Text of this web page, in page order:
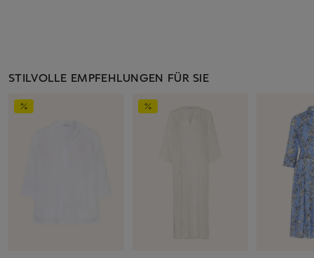
STILVOLLE EMPFEHLUNGEN FÜR SIE